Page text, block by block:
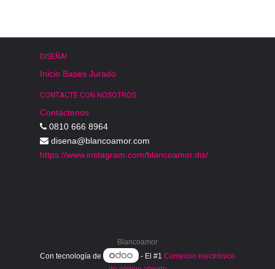
DISEÑA!
Inicio Bases Jurado
CONTACTE CON NOSOTROS
Contáctenos
0810 666 8964
disena@blancoamor.com
https://www.instagram.com/blancoamor.dis/
Blancoamor
Con tecnología de
- El #1 Comercio electrónico